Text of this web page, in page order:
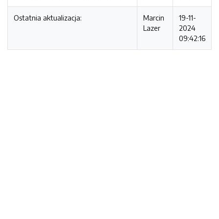
Ostatnia aktualizacja:
Marcin
Lazer
19-11-
2024
09:42:16